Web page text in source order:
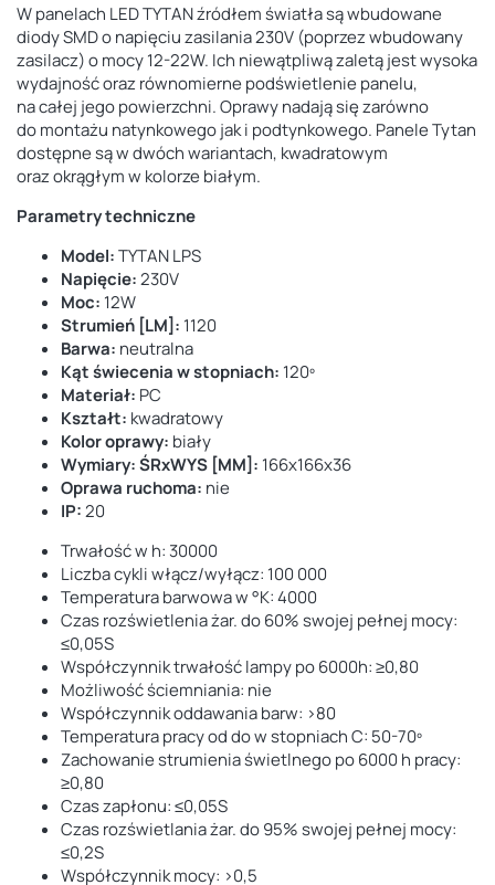
W panelach LED TYTAN źródłem światła są wbudowane
diody SMD o napięciu zasilania 230V (poprzez wbudowany
zasilacz) o mocy 12-22W. Ich niewątpliwą zaletą jest wysoka
wydajność oraz równomierne podświetlenie panelu,
na całej jego powierzchni. Oprawy nadają się zarówno
do montażu natynkowego jak i podtynkowego. Panele Tytan
dostępne są w dwóch wariantach, kwadratowym
oraz okrągłym w kolorze białym.
Parametry techniczne
Model:TYTAN LPS
Napięcie:230V
Moc: 12W
Strumień [LM]: 1120
Barwa: neutralna
Kąt świecenia w stopniach: 120º
Materiał: PC
Kształt: kwadratowy
Kolor oprawy: biały
Wymiary: ŚRxWYS [MM]: 166x166x36
Oprawa ruchoma: nie
IP:20
Trwałość w h: 30000
Liczba cykli włącz/wyłącz: 100 000
Temperatura barwowa w °K: 4000
Czas rozświetlenia żar. do 60% swojej pełnej mocy:
≤0,05S
Współczynnik trwałość lampy po 6000h: ≥0,80
Możliwość ściemniania: nie
Współczynnik oddawania barw: >80
Temperatura pracy od do w stopniach C: 50-70º
Zachowanie strumienia świetlnego po 6000 h pracy:
≥0,80
Czas zapłonu: ≤0,05S
Czas rozświetlania żar. do 95% swojej pełnej mocy:
≤0,2S
Współczynnik mocy: >0,5